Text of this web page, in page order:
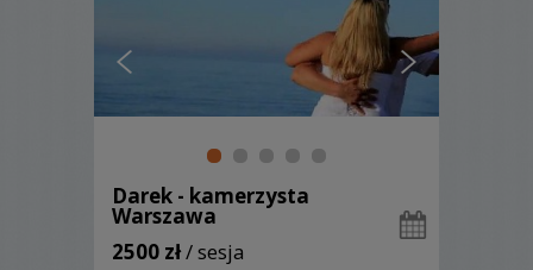
Darek - kamerzysta
Warszawa
2500 zł/ sesja